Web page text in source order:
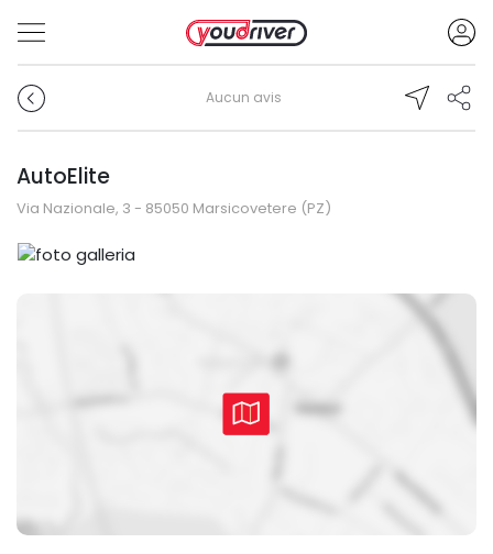
Aucun avis
AutoElite
Via Nazionale, 3 - 85050 Marsicovetere (PZ)